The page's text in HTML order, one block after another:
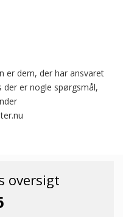
er dem, der har ansvaret
der er nogle spørgsmål,
oversigt